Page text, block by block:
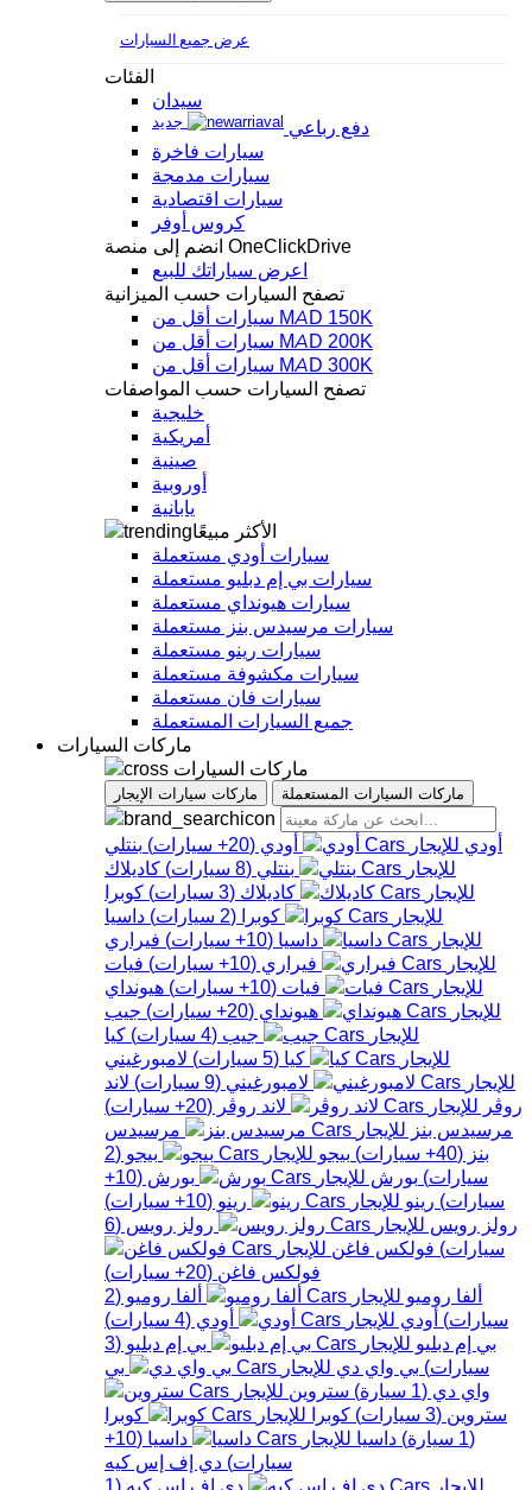
عرض جميع السيارات
الفئات
سيدان
دفع رباعي
جديد
سيارات فاخرة
سيارات مدمجة
سيارات اقتصادية
كروس أوفر
انضم إلى منصة OneClickDrive
اعرض سياراتك للبيع
تصفح السيارات حسب الميزانية
سيارات أقل من MAD 150K
سيارات أقل من MAD 200K
سيارات أقل من MAD 300K
تصفح السيارات حسب المواصفات
خليجية
أمريكية
صينية
أوروبية
يابانية
الأكثر مبيعًا
سيارات أودي مستعملة
سيارات بي إم دبليو مستعملة
سيارات هيونداي مستعملة
سيارات مرسيدس بنز مستعملة
سيارات رينو مستعملة
سيارات مكشوفة مستعملة
سيارات فان مستعملة
جميع السيارات المستعملة
ماركات السيارات
ماركات السيارات
ماركات سيارات الإيجار ماركات السيارات المستعملة
أودي أودي (
20+ سيارات) بنتلي
بنتلي (
8 سيارات) كاديلاك
كاديلاك (
3 سيارات) كوبرا
كوبرا (
2 سيارات) داسيا
داسيا (
10+ سيارات) فيراري
فيراري (
10+ سيارات) فيات
فيات (
10+ سيارات) هيونداي
هيونداي (
20+ سيارات) جيب
جيب (
4 سيارات) كيا
كيا (
5 سيارات) لامبورغيني
لامبورغيني (
9 سيارات) لاند
روڤر
لاند روڤر (
20+ سيارات)
مرسيدس بنز
مرسيدس
بنز (
40+ سيارات) بيجو بيجو (
2
سيارات) بورش بورش (
10+
سيارات) رينو رينو (
10+ سيارات)
رولز رويس
رولز رويس (
6
سيارات) فولكس فاغن
فولكس فاغن (
20+ سيارات)
ألفا روميو
ألفا روميو (
2
سيارات) أودي أودي (
4 سيارات)
بي إم دبليو
بي إم دبليو (
3
سيارات) بي واي دي
بي
واي دي (
1 سيارة) ستروين
ستروين (
3 سيارات) كوبرا
كوبرا
(
1 سيارة) داسيا داسيا (
10+
سيارات) دي إف إس كيه